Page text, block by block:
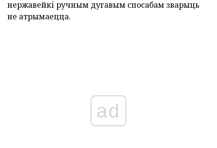
нержавейкі ручным дугавым спосабам зварыць
не атрымаецца.
ad